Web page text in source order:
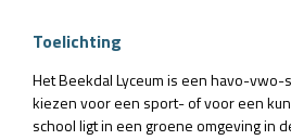
Toelichting
Het Beekdal Lyceum is een havo-
kiezen voor een sport- of voor een
school ligt in een groene omgeving in